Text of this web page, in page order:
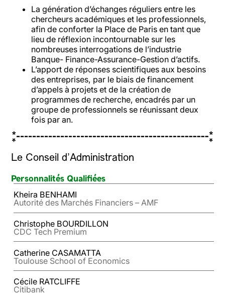
La génération d’échanges réguliers entre les
chercheurs académiques et les professionnels,
afin de conforter la Place de Paris en tant que
lieu de réflexion incontournable sur les
nombreuses interrogations de l’industrie
Banque- Finance-Assurance-Gestion d’actifs.
L’apport de réponses scientifiques aux besoins
des entreprises, par le biais de financement
d’appels à projets et de la création de
programmes de recherche, encadrés par un
groupe de professionnels se réunissant deux
fois par an.
Le Conseil d'Administration
Personnalités Qualifiées
Kheira BENHAMI
Autorité des Marchés Financiers – AMF
Christophe BOURDILLON
CDC Tech Premium
Catherine CASAMATTA
Toulouse School of Economics
Cécile RATCLIFFE
Citibank